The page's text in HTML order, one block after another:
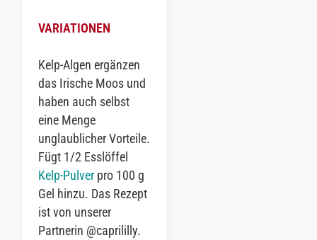
VARIATIONEN
Kelp-Algen ergänzen
das Irische Moos und
haben auch selbst
eine Menge
unglaublicher Vorteile.
Fügt 1/2 Esslöffel
Kelp-Pulver pro 100 g
Gel hinzu. Das Rezept
ist von unserer
Partnerin @caprililly.